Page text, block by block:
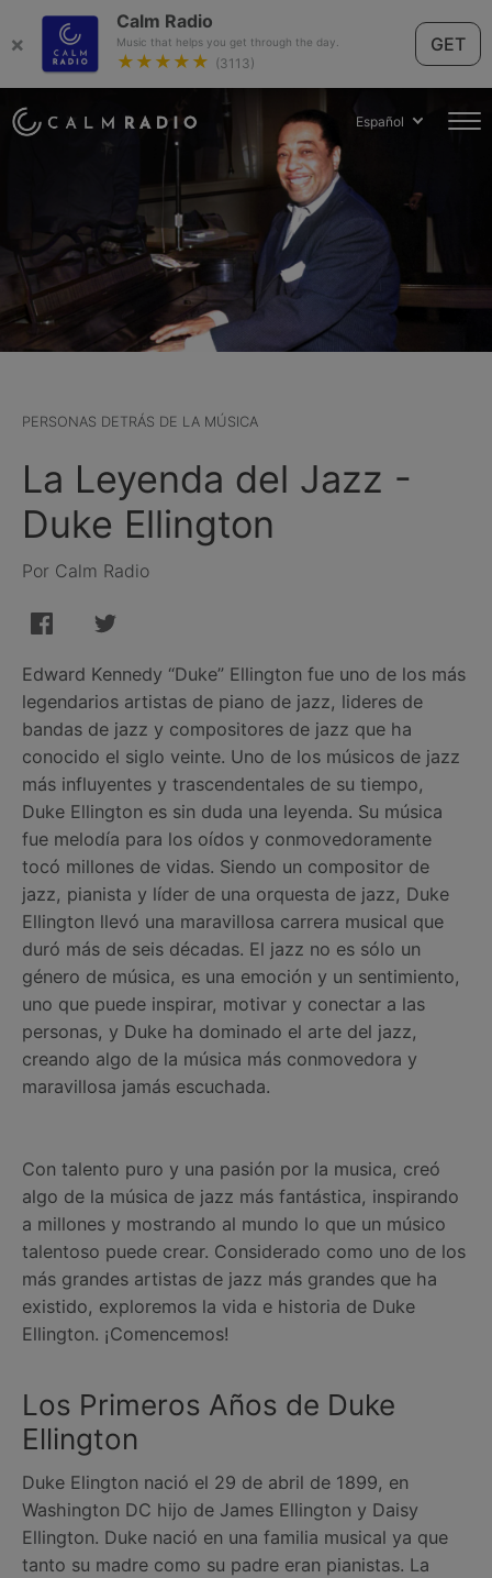
×
Calm Radio
Music that helps you get through the day.
★★★★★ (3113)
GET
Español
PERSONAS DETRÁS DE LA MÚSICA
La Leyenda del Jazz -
Duke Ellington
Por Calm Radio
Edward Kennedy “Duke” Ellington fue uno de los más
legendarios artistas de piano de jazz, lideres de
bandas de jazz y compositores de jazz que ha
conocido el siglo veinte. Uno de los músicos de jazz
más influyentes y trascendentales de su tiempo,
Duke Ellington es sin duda una leyenda. Su música
fue melodía para los oídos y conmovedoramente
tocó millones de vidas. Siendo un compositor de
jazz, pianista y líder de una orquesta de jazz, Duke
Ellington llevó una maravillosa carrera musical que
duró más de seis décadas. El jazz no es sólo un
género de música, es una emoción y un sentimiento,
uno que puede inspirar, motivar y conectar a las
personas, y Duke ha dominado el arte del jazz,
creando algo de la música más conmovedora y
maravillosa jamás escuchada.
Con talento puro y una pasión por la musica, creó
algo de la música de jazz más fantástica, inspirando
a millones y mostrando al mundo lo que un músico
talentoso puede crear. Considerado como uno de los
más grandes artistas de jazz más grandes que ha
existido, exploremos la vida e historia de Duke
Ellington. ¡Comencemos!
Los Primeros Años de Duke
Ellington
Duke Elington nació el 29 de abril de 1899, en
Washington DC hijo de James Ellington y Daisy
Ellington. Duke nació en una familia musical ya que
tanto su madre como su padre eran pianistas. La